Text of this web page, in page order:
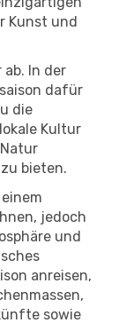
Kunst und
In der
dafür
die
Kultur
bieten.
jedoch
und
anreisen,
sowie